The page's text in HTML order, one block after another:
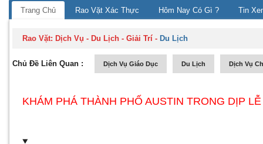
Trang Chủ Rao Vặt Xác Thực Hôm Nay Có Gì ? Tin
Rao Vặt: Dịch Vụ - Du Lịch - Giải Trí - Du Lịch
Chủ Đề Liên Quan : Dịch Vụ Giáo Dục Du Lịch Dịch Vụ
KHÁM PHÁ THÀNH PHỐ AUSTIN TRONG DỊP